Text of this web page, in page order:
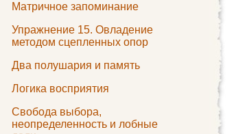
Матричное запоминание
Упражнение 15. Овладение
методом сцепленных опор
Два полушария и память
Логика восприятия
Свобода выбора,
неопределенность и лобные